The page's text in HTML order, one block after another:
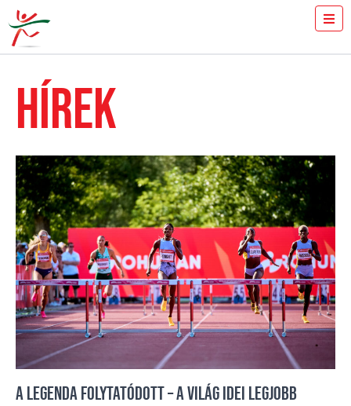
JEGYVÁSÁRLÁS
EREDMÉNYEK
GYULAI ISTVÁN
HÍREK
GALÉRIA
TÁMOGATÓK
KAPCSOLAT
HÍREK
A LEGENDA FOLYTATÓDOTT – A VILÁG IDEI LEGJOBB